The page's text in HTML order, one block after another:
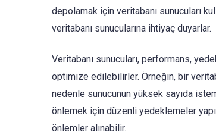
depolamak için veritabanı sunucuları
veritabanı sunucularına ihtiyaç duyarlar.
Veritabanı sunucuları, performans,
optimize edilebilirler. Örneğin, bir
nedenle sunucunun yüksek sayıda
önlemek için düzenli yedeklemeler
önlemler alınabilir.